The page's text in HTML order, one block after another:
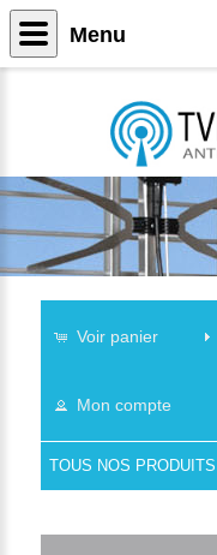
Voir panier
Mon compte
TOUS NOS PRODUITS
Menu